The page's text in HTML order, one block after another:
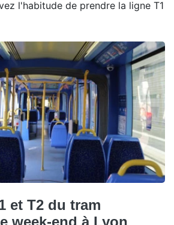
l'habitude de prendre la ligne T1
et T2 du tram
week-end à Lyon